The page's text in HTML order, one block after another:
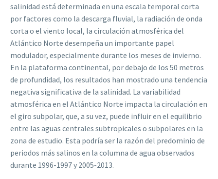
salinidad está determinada en una escala temporal corta
por factores como la descarga fluvial, la radiación de onda
corta o el viento local, la circulación atmosférica del
Atlántico Norte desempeña un importante papel
modulador, especialmente durante los meses de invierno.
En la plataforma continental, por debajo de los 50 metros
de profundidad, los resultados han mostrado una tendencia
negativa significativa de la salinidad. La variabilidad
atmosférica en el Atlántico Norte impacta la circulación en
el giro subpolar, que, a su vez, puede influir en el equilibrio
entre las aguas centrales subtropicales o subpolares en la
zona de estudio. Esta podría ser la razón del predominio de
periodos más salinos en la columna de agua observados
durante 1996-1997 y 2005-2013.